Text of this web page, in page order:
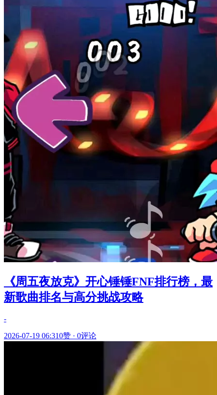
《周五夜放克》开心锤锤FNF排行榜，最
新歌曲排名与高分挑战攻略
-
2026-07-19 06:310赞 · 0评论